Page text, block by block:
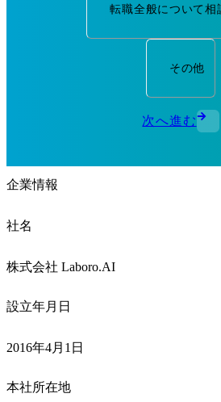
転職全般について相
その他
次へ進む
企業情報
社名
株式会社 Laboro.AI
設立年月日
2016年4月1日
本社所在地